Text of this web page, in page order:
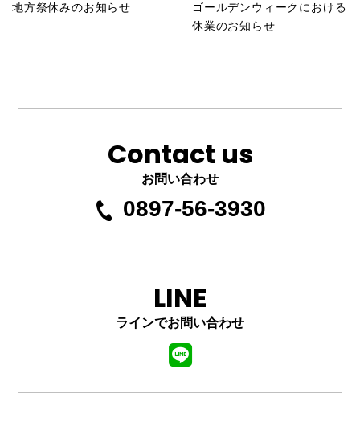
地方祭休みのお知らせ
ゴールデンウィークにおける
休業のお知らせ
Contact us
お問い合わせ
0897-56-3930
LINE
ラインでお問い合わせ